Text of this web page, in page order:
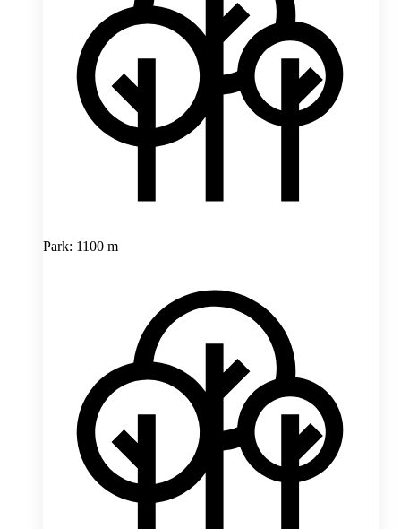
Park: 1100 m